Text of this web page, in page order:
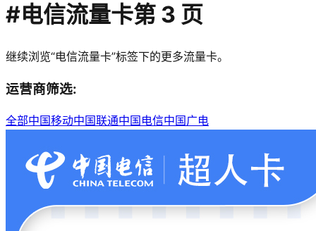
#电信流量卡第 3 页
继续浏览“电信流量卡”标签下的更多流量卡。
运营商筛选:
全部中国移动中国联通中国电信中国广电